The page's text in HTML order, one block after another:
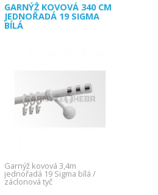
GARNÝŽ KOVOVÁ 340 CM
JEDNOŘADÁ 19 SIGMA
BÍLÁ
Garnýž kovová 3,4m
jednořadá 19 Sigma bílá /
záclonová tyč